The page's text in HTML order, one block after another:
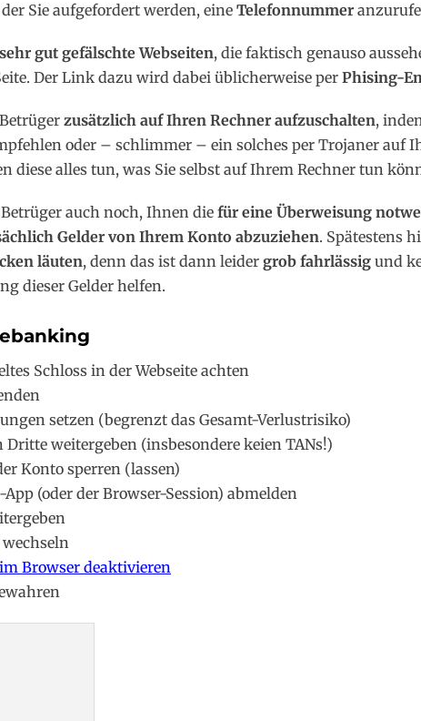
Sie aufgefordert werden, eine Telefonnummer
sehr gut gefälschte Webseiten, die faktisch genauso
Der Link dazu wird dabei üblicherweise per Phising-
zusätzlich auf Ihren Rechner aufzuschalten,
oder – schlimmer – ein solches per Trojaner auf
diese alles tun, was Sie selbst auf Ihrem Rechner tun
auch noch, Ihnen die für eine Überweisung
Gelder von Ihrem Konto abzuziehen. Spätestens
läuten, denn das ist dann leider grob fahrlässig und
dieser Gelder helfen.
Schloss in der Webseite achten
setzen (begrenzt das Gesamt-Verlustrisiko)
Dritte weitergeben (insbesondere keien TANs!)
Konto sperren (lassen)
(oder der Browser-Session) abmelden
Browser deaktivieren